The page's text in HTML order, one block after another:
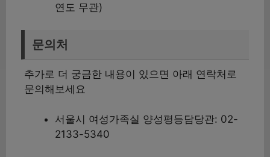
연도 무관)
문의처
추가로 더 궁금한 내용이 있으면 아래 연락처로
문의해보세요
서울시 여성가족실 양성평등담당관: 02-
2133-5340